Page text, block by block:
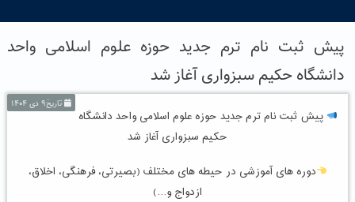
پیش ثبت نام ترم جدید حوزه علوم اسلامی واحد
دانشگاه حکیم سبزواری آغاز شد
تاریخ۹ دی ۱۴۰۴
پیش ثبت نام ترم جدید حوزه علوم اسلامی واحد دانشگاه
حکیم سبزواری آغاز شد
دوره های آموزشی در حیطه های مختلف (بصیرتی، فرهنگی، اخلاق،
ازدواج و…)